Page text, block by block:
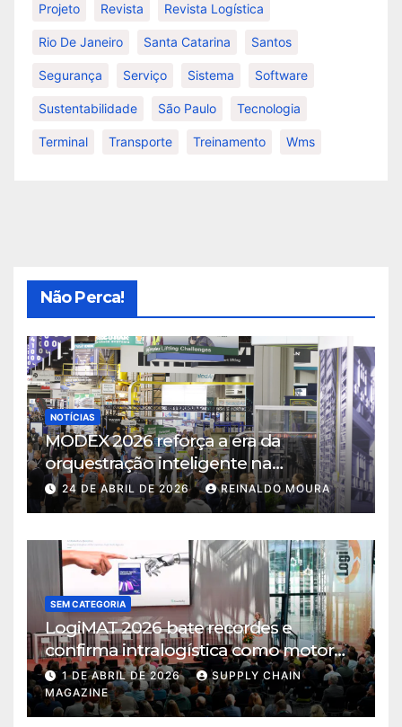
Projeto Revista Revista Logística
Rio De Janeiro Santa Catarina Santos
Segurança Serviço Sistema Software
Sustentabilidade São Paulo Tecnologia
Terminal Transporte Treinamento Wms
Não Perca!
NOTÍCIAS
MODEX 2026 reforça a era da
orquestração inteligente na
intralogística
24 DE ABRIL DE 2026 REINALDO MOURA
SEM CATEGORIA
LogiMAT 2026 bate recordes e
confirma intralogística como motor
de decisão em tempos de incerteza
1 DE ABRIL DE 2026
SUPPLY CHAIN
MAGAZINE